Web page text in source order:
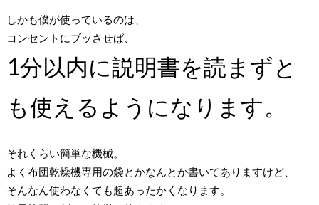
しかも僕が使っているのは、
コンセントにブッさせば、
1分以内に説明書を読まずと
も使えるようになります。
それくらい簡単な機械。
よく布団乾燥機専用の袋とかなんとか書いてありますけど、
そんなん使わなくても超あったかくなります。